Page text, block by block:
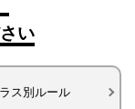
い
ス別ルール